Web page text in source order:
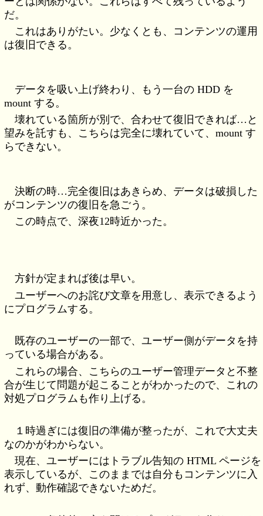
だ。
これはありがたい。少なくとも、コンテンツの運用
は復旧できる。
データを吸い上げ終わり、もう一台の HDD を
mount する。
壊れている箇所が別で、合わせて復旧できれば…と
望みを託すも、こちらは完全に壊れていて、mount す
らできない。
決断の時…完全復旧はあきらめ、データは破損した
がコンテンツの復旧を急ごう。
この時点で、深夜12時近かった。
方針が定まれば後は早い。
ユーザーへのお詫び文章を用意し、表示できるよう
にプログラムする。
既存のユーザーの一部で、ユーザー側がデータを持
っている場合がある。
これらの場合、こちらのユーザー管理データと不整
合が生じて問題が起こることがわかったので、これの
対処プログラムも作り上げる。
１時過ぎには復旧の準備が整ったが、これで大丈夫
なのかがわからない。
現在、ユーザーにはトラブル告知の HTML ページを
表示しているが、このままでは自分もコンテンツに入
れず、動作確認できないためだ。